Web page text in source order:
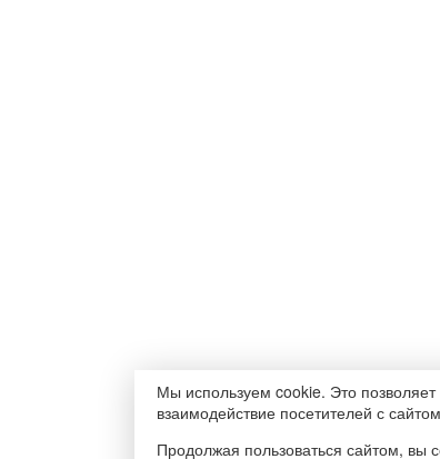
Мы используем cookie. Это
взаимодействие посетителей с
Продолжая пользоваться сайтом, вы